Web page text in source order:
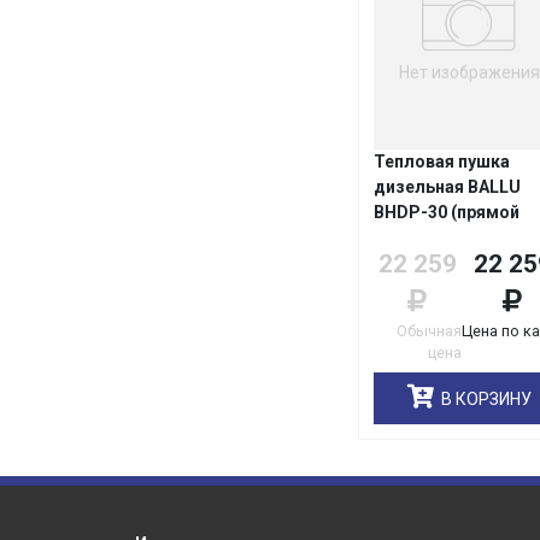
Нет изображения
Тепловая пушка
дизельная BALLU
BНDР-30 (прямой
22 259
Обычная
цена
22
Цена по
В КОРЗИНУ